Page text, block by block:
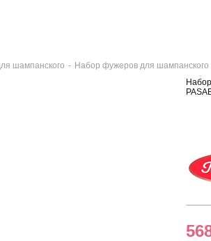
шампанского - Набор фужеров для